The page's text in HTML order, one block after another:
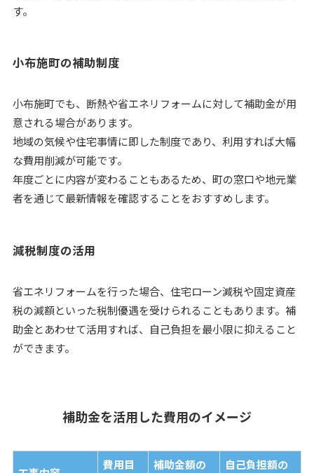
す。
小布施町の補助制度
小布施町でも、断熱や省エネリフォームに対して補助金が用
意される場合があります。
地域の気候や住宅事情に即した制度であり、利用すれば大幅
な費用削減が可能です。
年度ごとに内容が変わることもあるため、町の窓口や地元業
者を通じて最新情報を確認することをおすすめします。
減税制度の活用
省エネリフォームを行った場合、住宅ローン減税や固定資産
税の減額といった税制優遇を受けられることもあります。補
助金とあわせて活用すれば、自己負担を最小限に抑えること
ができます。
補助金を活用した費用のイメージ
費用目
補助金額の
自己負担額の